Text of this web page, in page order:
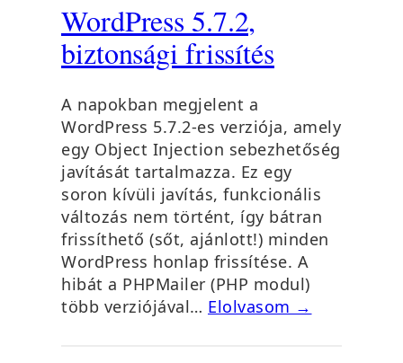
WordPress 5.7.2,
biztonsági frissítés
A napokban megjelent a
WordPress 5.7.2-es verziója, amely
egy Object Injection sebezhetőség
javítását tartalmazza. Ez egy
soron kívüli javítás, funkcionális
változás nem történt, így bátran
frissíthető (sőt, ajánlott!) minden
WordPress honlap frissítése. A
hibát a PHPMailer (PHP modul)
több verziójával… Elolvasom →